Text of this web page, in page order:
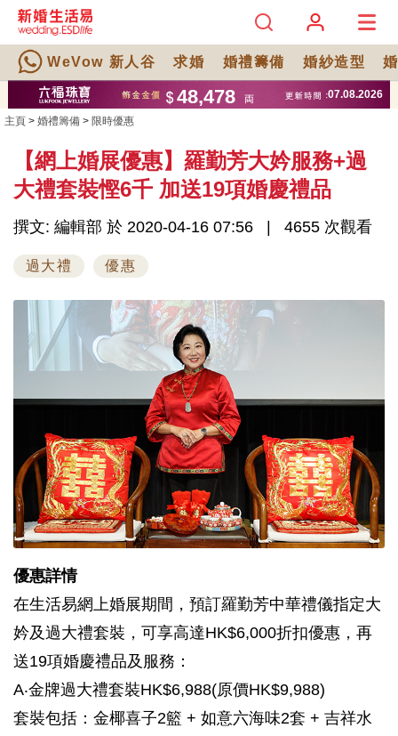
WeVow 新人谷 求婚 婚禮籌備 婚紗造型
主頁 > 婚禮籌備 > 限時優惠
【網上婚展優惠】羅勤芳大妗服務+過
大禮套裝慳6千 加送19項婚慶禮品
撰文: 編輯部 於 2020-04-16 07:56 4655 次觀看
過大禮 優惠
優惠詳情
在生活易網上婚展期間，預訂羅勤芳中華禮儀指定大
妗及過大禮套裝，可享高達HK$6,000折扣優惠，再
送19項婚慶禮品及服務：
A‧金牌過大禮套裝HK$6,988(原價HK$9,988)
套裝包括：金椰喜子2籃 + 如意六海味2套 + 吉祥水